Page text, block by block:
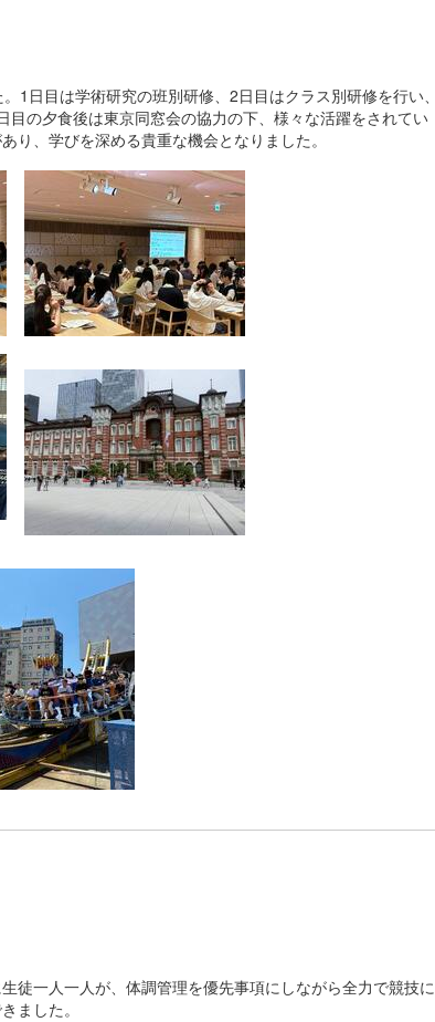
1日目は学術研究の班別研修、2日目はクラス別研修を行い、
の夕食後は東京同窓会の協力の下、様々な活躍をされてい
り、学びを深める貴重な機会となりました。
徒一人一人が、体調管理を優先事項にしながら全力で競技に
ました。